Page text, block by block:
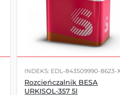
INDEKS: EDL-843509990-8623-
Rozcieńczalnik BESA
URKISOL-357 5l